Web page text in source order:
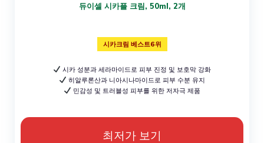
듀이셀 시카플 크림, 50ml, 2개
시카크림 베스트6위
시카 성분과 세라마이드로 피부 진정 및 보호막 강화
히알루론산과 니아시나마이드로 피부 수분 유지
민감성 및 트러블성 피부를 위한 저자극 제품
최저가 보기